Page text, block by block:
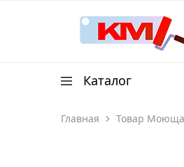
Краски
лаки
Купить
лакокрасочные
материалы
Москве
от
производителя.
Каталог
Весь каталог
Главная Товар